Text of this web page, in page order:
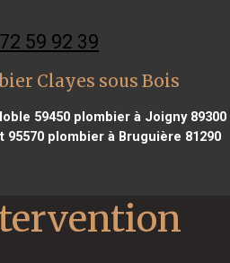
59 92 39
Clayes sous Bois
59450plombier à Joigny 89300
95570plombier à Bruguière 81290